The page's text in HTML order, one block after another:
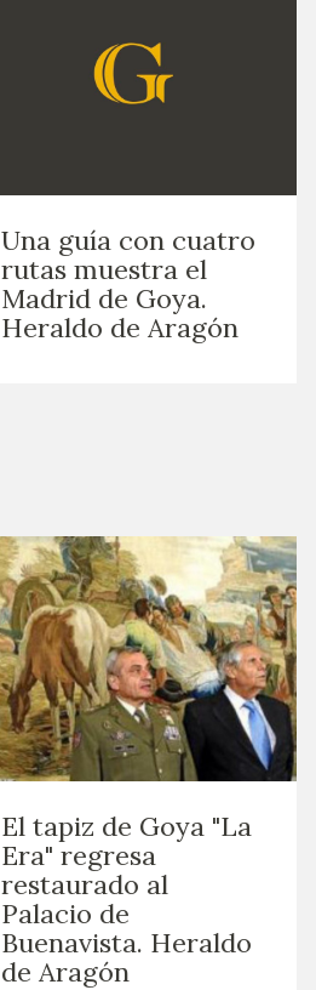
Una guía con cuatro
rutas muestra el
Madrid de Goya.
Heraldo de Aragón
El tapiz de Goya "La
Era" regresa
restaurado al
Palacio de
Buenavista. Heraldo
de Aragón